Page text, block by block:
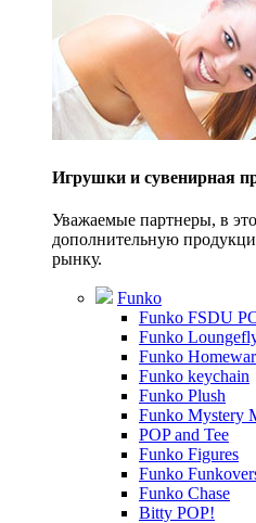
Игрушки и сувенирная
Уважаемые партнеры, в
дополнительную
рынку.
Funko
Funko FSDU
Funko
Funko
Funko keychain
Funko Plush
Funko Mystery
POP and Tee
Funko Figures
Funko
Funko Chase
Bitty POP!